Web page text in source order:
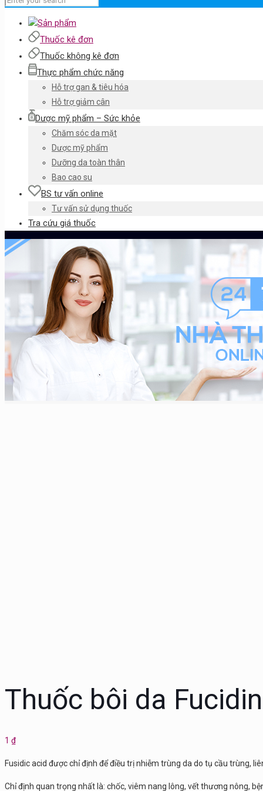
Sản phẩm
Thuốc kê đơn
Thuốc không kê đơn
Thực phẩm chức năng
Hỗ trợ gan & tiêu hóa
Hỗ trợ giảm cân
Dược mỹ phẩm – Sức khỏe
Chăm sóc da mặt
Dược mỹ phẩm
Dưỡng da toàn thân
Bao cao su
BS tư vấn online
Tư vấn sử dụng thuốc
Tra cứu giá thuốc
Thuốc bôi da Fucidin
1 ₫
Fusidic acid được chỉ định để điều trị nhiễm trùng da do tụ cầu trùng,
Chỉ định quan trọng nhất là: chốc, viêm nang lông, vết thương nông,